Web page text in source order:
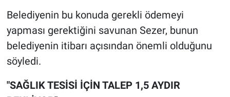
Belediyenin bu konuda gerekli ödemeyi
yapması gerektiğini savunan Sezer, bunun
belediyenin itibarı açısından önemli olduğunu
söyledi.
"SAĞLIK TESİSİ İÇİN TALEP 1,5 AYDIR